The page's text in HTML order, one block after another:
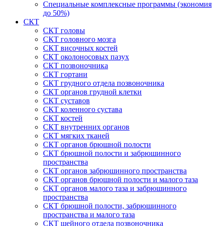
Специальные комплексные программы (экономия
до 50%)
СКТ
СКТ головы
СКТ головного мозга
СКТ височных костей
СКТ околоносовых пазух
СКТ позвоночника
СКТ гортани
СКТ грудного отдела позвоночника
СКТ органов грудной клетки
СКТ суставов
СКТ коленного сустава
СКТ костей
СКТ внутренних органов
СКТ мягких тканей
СКТ органов брюшной полости
СКТ брюшной полости и забрюшинного
пространства
СКТ органов забрюшинного пространства
СКТ органов брюшной полости и малого таза
СКТ органов малого таза и забрюшинного
пространства
СКТ брюшной полости, забрюшинного
пространства и малого таза
СКТ шейного отдела позвоночника